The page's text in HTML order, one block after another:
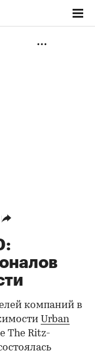
компаний в
Urban
The Ritz-